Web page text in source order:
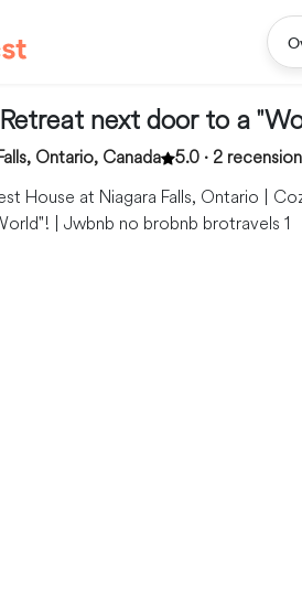
next door to a
Ontario, Canada 5.0 · 2